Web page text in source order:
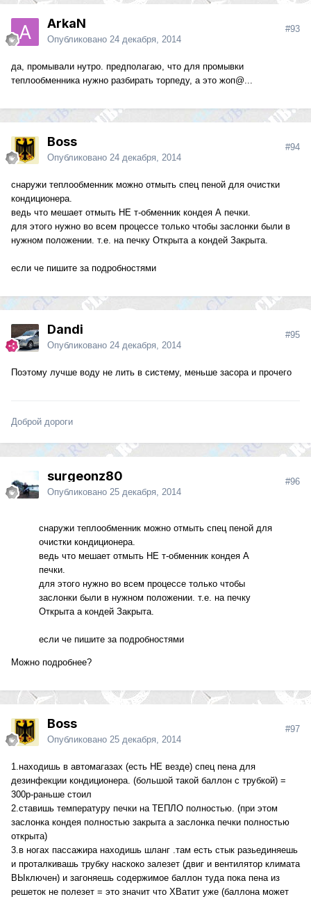
ArkaN
Опубликовано 24 декабря, 2014
#93
да, промывали нутро. предполагаю, что для промывки
теплообменника нужно разбирать торпеду, а это жоп@...
Boss
Опубликовано 24 декабря, 2014
#94
снаружи теплообменник можно отмыть спец пеной для очистки
кондиционера.
ведь что мешает отмыть НЕ т-обменник кондея А печки.
для этого нужно во всем процессе только чтобы заслонки были в
нужном положении. т.е. на печку Открыта а кондей Закрыта.
если че пишите за подробностями
Dandi
Опубликовано 24 декабря, 2014
#95
Поэтому лучше воду не лить в систему, меньше засора и прочего
Доброй дороги
surgeonz80
Опубликовано 25 декабря, 2014
#96
снаружи теплообменник можно отмыть спец пеной для
очистки кондиционера.
ведь что мешает отмыть НЕ т-обменник кондея А
печки.
для этого нужно во всем процессе только чтобы
заслонки были в нужном положении. т.е. на печку
Открыта а кондей Закрыта.
если че пишите за подробностями
Можно подробнее?
Boss
Опубликовано 25 декабря, 2014
#97
1.находишь в автомагазах (есть НЕ везде) спец пена для
дезинфекции кондиционера. (большой такой баллон с трубкой) =
300р-раньше стоил
2.ставишь температуру печки на ТЕПЛО полностью. (при этом
заслонка кондея полностью закрыта а заслонка печки полностью
открыта)
3.в ногах пассажира находишь шланг .там есть стык разьединяешь
и проталкивашь трубку наскоко залезет (двиг и вентилятор климата
ВЫключен) и загоняешь содержимое баллон туда пока пена из
решеток не полезет = это значит что ХВатит уже (баллона может